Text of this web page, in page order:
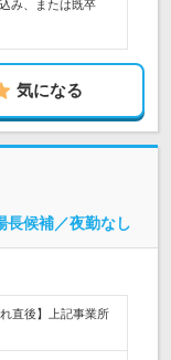
み、または既卒
気になる
長候補／夜勤なし
直後】上記事業所